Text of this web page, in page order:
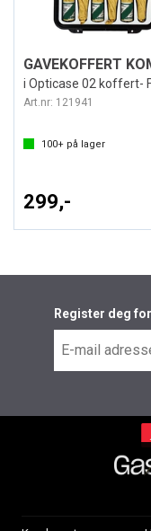
i Opticase 02 koffert-
Art.nr: 121941
100+ på lager
299,-
Register deg